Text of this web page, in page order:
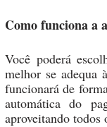
Como funciona a
Você poderá
melhor se adequa
funcionará de
automática do
aproveitando todos